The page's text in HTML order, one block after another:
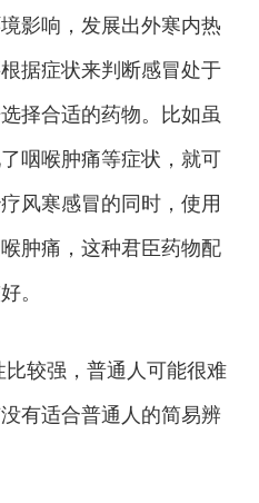
影响，发展出外寒内热
据症状来判断感冒处于
择合适的药物。比如虽
咽喉肿痛等症状，就可
风寒感冒的同时，使用
肿痛，这种君臣药物配
。
较强，普通人可能很难
有适合普通人的简易辨